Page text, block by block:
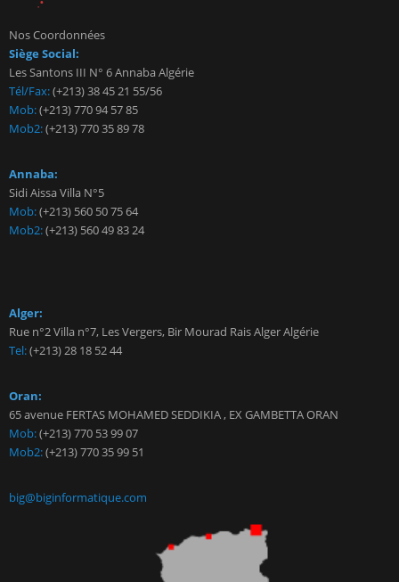
Nos Coordonnées
Siège Social:
Les Santons III N° 6 Annaba Algérie
Tél/Fax:(+213) 38 45 21 55/56
Mob:(+213) 770 94 57 85
Mob2:(+213) 770 35 89 78
Annaba:
Sidi Aissa Villa N°5
Mob:(+213) 560 50 75 64
Mob2:(+213) 560 49 83 24
Alger:
Rue n°2 Villa n°7, Les Vergers, Bir Mourad Rais Alger Algérie
Tel:(+213) 28 18 52 44
Oran:
65 avenue FERTAS MOHAMED SEDDIKIA , EX GAMBETTA ORAN
Mob:(+213) 770 53 99 07
Mob2:(+213) 770 35 99 51
big@biginformatique.com